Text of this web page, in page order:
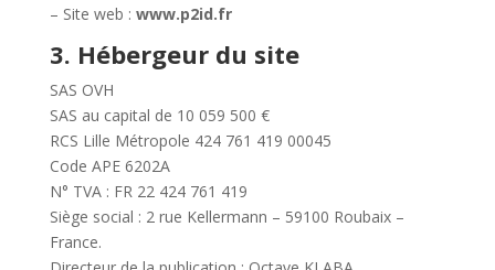
– Site web : www.p2id.fr
3. Hébergeur du site
SAS OVH
SAS au capital de 10 059 500 €
RCS Lille Métropole 424 761 419 00045
Code APE 6202A
N° TVA : FR 22 424 761 419
Siège social : 2 rue Kellermann – 59100 Roubaix –
France.